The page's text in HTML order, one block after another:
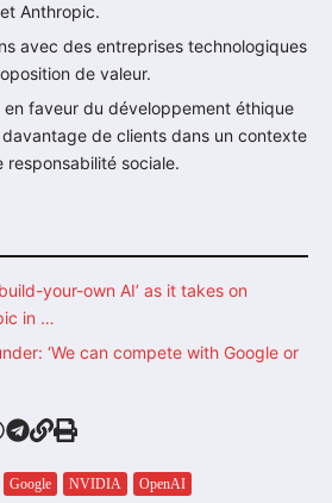
Anthropic.
avec des entreprises technologiques
de valeur.
en faveur du développement éthique
de clients dans un contexte
responsabilité sociale.
your-own AI’ as it takes on
in …
‘We can compete with Google or
Google NVIDIA OpenAI